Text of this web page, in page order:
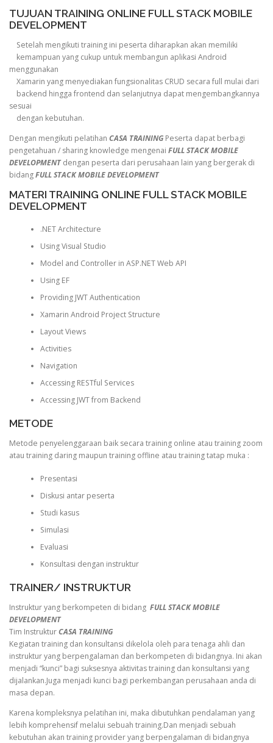
TUJUAN TRAINING ONLINE FULL STACK MOBILE
DEVELOPMENT
Setelah mengikuti training ini peserta diharapkan akan memiliki
kemampuan yang cukup untuk membangun aplikasi Android
menggunakan
Xamarin yang menyediakan fungsionalitas CRUD secara full mulai dari
backend hingga frontend dan selanjutnya dapat mengembangkannya
sesuai
dengan kebutuhan.
Dengan mengikuti pelatihan CASA TRAINING Peserta dapat berbagi
pengetahuan / sharing knowledge mengenai FULL STACK MOBILE
DEVELOPMENTdengan peserta dari perusahaan lain yang bergerak di
bidangFULL STACK MOBILE DEVELOPMENT
MATERI TRAINING ONLINE FULL STACK MOBILE
DEVELOPMENT
.NET Architecture
Using Visual Studio
Model and Controller in ASP.NET Web API
Using EF
Providing JWT Authentication
Xamarin Android Project Structure
Layout Views
Activities
Navigation
Accessing RESTful Services
Accessing JWT from Backend
METODE
Metode penyelenggaraan baik secara training online atau training zoom
atau training daring maupun training offline atau training tatap muka :
Presentasi
Diskusi antar peserta
Studi kasus
Simulasi
Evaluasi
Konsultasi dengan instruktur
TRAINER/ INSTRUKTUR
Instruktur yang berkompeten di bidang FULL STACK MOBILE
DEVELOPMENT
Tim InstrukturCASA TRAINING
Kegiatan training dan konsultansi dikelola oleh para tenaga ahli dan
instruktur yang berpengalaman dan berkompeten di bidangnya. Ini akan
menjadi “kunci” bagi suksesnya aktivitas training dan konsultansi yang
dijalankan.Juga menjadi kunci bagi perkembangan perusahaan anda di
masa depan.
Karena kompleksnya pelatihan ini, maka dibutuhkan pendalaman yang
lebih komprehensif melalui sebuah training.Dan menjadi sebuah
kebutuhan akan training provider yang berpengalaman di bidangnya